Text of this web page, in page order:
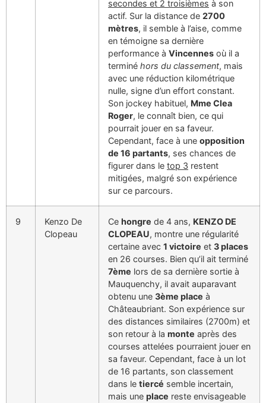
secondes et 2 troisièmes à son
actif. Sur la distance de 2700
mètres, il semble à l’aise, comme
en témoigne sa dernière
performance à Vincennes où il a
terminé hors du classement, mais
avec une réduction kilométrique
nulle, signe d’un effort constant.
Son jockey habituel, Mme Clea
Roger, le connaît bien, ce qui
pourrait jouer en sa faveur.
Cependant, face à une opposition
de 16 partants, ses chances de
figurer dans le top 3 restent
mitigées, malgré son expérience
sur ce parcours.
9
Kenzo De
Clopeau
Ce hongre de 4 ans, KENZO DE
CLOPEAU, montre une régularité
certaine avec 1 victoire et 3 places
en 26 courses. Bien qu’il ait terminé
7ème lors de sa dernière sortie à
Mauquenchy, il avait auparavant
obtenu une 3ème place à
Châteaubriant. Son expérience sur
des distances similaires (2700m) et
son retour à la monte après des
courses attelées pourraient jouer en
sa faveur. Cependant, face à un lot
de 16 partants, son classement
dans le tiercé semble incertain,
mais une place reste envisageable